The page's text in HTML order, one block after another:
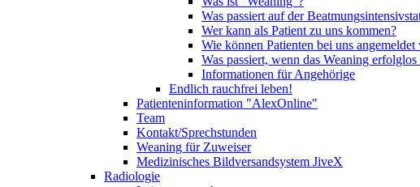
Was passiert auf der
Wer kann als Patient zu uns kommen?
Wie können Patienten bei uns angemeldet
Was passiert, wenn das Weaning
Informationen für Angehörige
Endlich rauchfrei leben!
Patienteninformation "AlexOnline"
Team
Kontakt/Sprechstunden
Weaning für Zuweiser
Medizinisches Bildversandsystem JiveX
Radiologie